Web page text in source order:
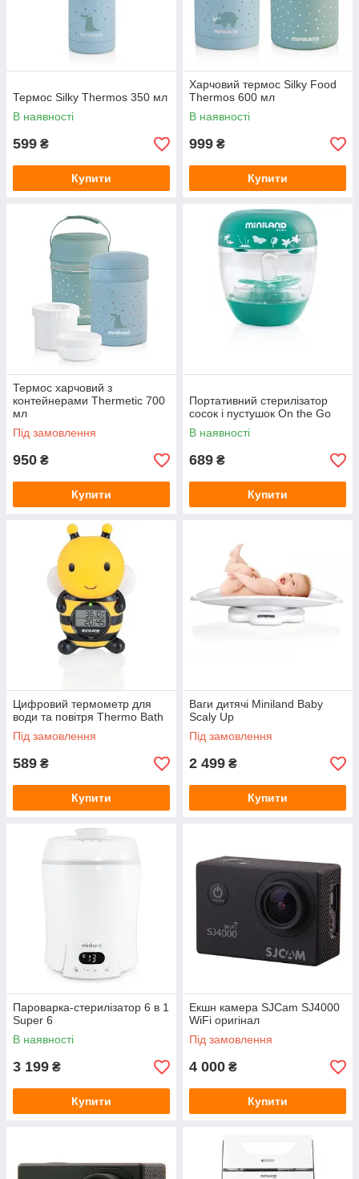
Термос Silky Thermos 350 мл
В наявності
599 ₴
Купити
Харчовий термос Silky Food
Thermos 600 мл
В наявності
999 ₴
Купити
Термос харчовий з
контейнерами Thermetic 700
мл
Під замовлення
950 ₴
Купити
Портативний стерилізатор
сосок і пустушок On the Go
В наявності
689 ₴
Купити
Цифровий термометр для
води та повітря Thermo Bath
Під замовлення
589 ₴
Купити
Ваги дитячі Miniland Baby
Scaly Up
Під замовлення
2 499 ₴
Купити
Пароварка-стерилізатор 6 в 1
Super 6
В наявності
3 199 ₴
Купити
Екшн камера SJCam SJ4000
WiFi оригінал
Під замовлення
4 000 ₴
Купити